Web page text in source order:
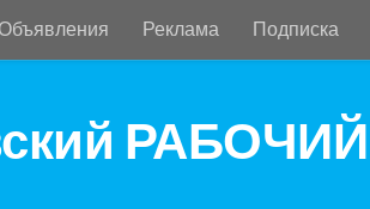
Объявления Реклама Подписка
РАБОЧИЙ